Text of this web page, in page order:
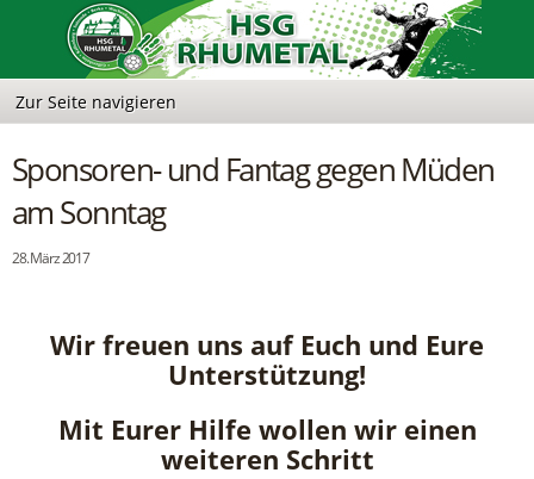
Sponsoren- und Fantag gegen Müden
am Sonntag
28. März 2017
Wir freuen uns auf Euch und Eure
Unterstützung!
Mit Eurer Hilfe wollen wir einen
weiteren Schritt